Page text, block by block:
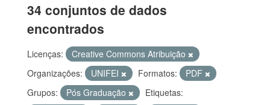
34 conjuntos de dados
encontrados
Licenças:
Creative Commons Atribuição
Organizações:
UNIFEI Formatos:
PDF
Grupos:
Pós Graduação
Etiquetas: